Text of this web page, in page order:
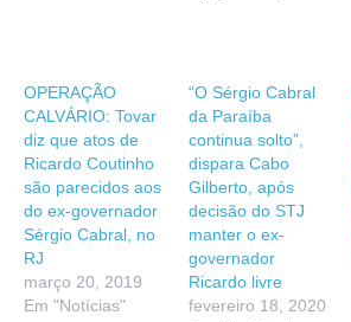
OPERAÇÃO
CALVÁRIO: Tovar
diz que atos de
Ricardo Coutinho
são parecidos aos
do ex-governador
Sérgio Cabral, no
RJ
março 20, 2019
Em "Notícias"
“O Sérgio Cabral
da Paraíba
continua solto”,
dispara Cabo
Gilberto, após
decisão do STJ
manter o ex-
governador
Ricardo livre
fevereiro 18, 2020